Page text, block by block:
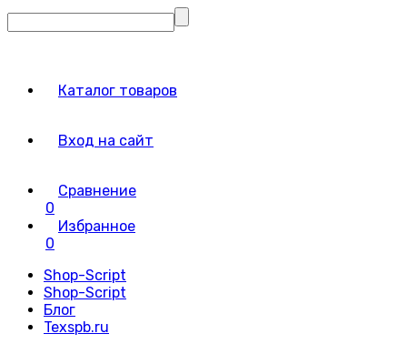
Каталог товаров
Вход на сайт
Сравнение
0
Избранное
0
Shop-Script
Shop-Script
Блог
Texspb.ru